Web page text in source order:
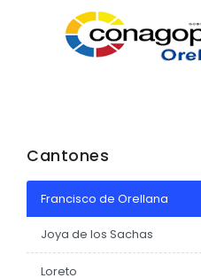
INSTITUCIÓN
TRANSPARENCIA
EJECUCIÓN Y PRESUPUESTO
GESTIÓN ADMINISTRATIVA
Cantones
Francisco de Orellana
Joya de los Sachas
Loreto